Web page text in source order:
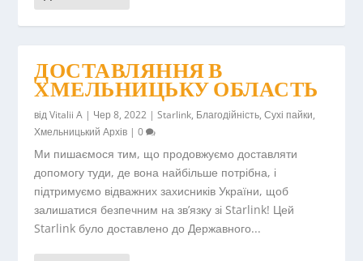
ДОСТАВЛЯННЯ В
ХМЕЛЬНИЦЬКУ ОБЛАСТЬ
відVitalii A | Чер 8, 2022 |Starlink, Благодійність,Сухі пайки,
Хмельницький Архів |0
Ми пишаємося тим, що продовжуємо доставляти
допомогу туди, де вона найбільше потрібна, і
підтримуємо відважних захисників України, щоб
залишатися безпечним на зв’язку зі Starlink! Цей
Starlink було доставлено до Державного...